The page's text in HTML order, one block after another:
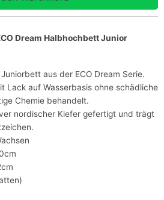
Dream Halbhochbett Junior
aus der ECO Dream Serie.
Lack auf Wasserbasis ohne schädliche
Chemie behandelt.
nordischer Kiefer gefertigt und trägt